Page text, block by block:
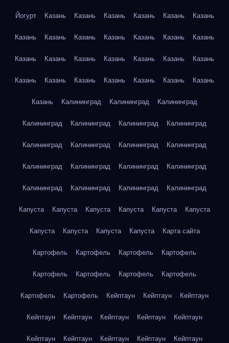
Йогурт Казань Казань Казань Казань Казань Казань
Казань Казань Казань Казань Казань Казань Казань
Казань Казань Казань Казань Казань Казань Казань
Казань Казань Казань Казань Казань Казань Казань
Казань Калининград Калининград Калининград
Калининград Калининград Калининград Калининград
Калининград Калининград Калининград Калининград
Калининград Калининград Калининград Калининград
Калининград Калининград Калининград Калининград
Капуста Капуста Капуста Капуста Капуста Капуста
Капуста Капуста Капуста Капуста Карта сайта
Картофель Картофель Картофель Картофель
Картофель Картофель Картофель Картофель
Картофель Картофель Кейптаун Кейптаун Кейптаун
Кейптаун Кейптаун Кейптаун Кейптаун Кейптаун
Кейптаун Кейптаун Кейптаун Кейптаун Кейптаун